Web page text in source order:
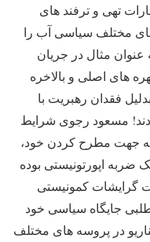
تهی و ترفند های
مختلف سیاسی آب را
عنوان مثال در جریان
مهره های اصلی و بالاخره
فقدان رهبریت با
مسعود رجوی شرایط
جهت مطرح کردن خود،
طرح عنوان اینکه ضربه سال 1350 یک ضربه اپورتونیستی بوده
گرایشات کمونیستی
جایگاه سیاسی خود
در پروسه های مختلف